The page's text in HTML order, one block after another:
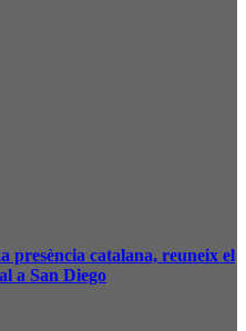
presència catalana, reuneix el
a San Diego